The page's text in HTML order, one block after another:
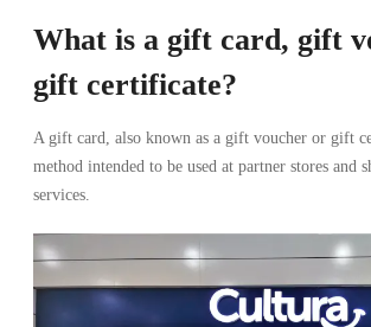
What is a gift card, gift
gift certificate?
A gift card, also known as a gift voucher or gift
method intended to be used at partner stores and
services.